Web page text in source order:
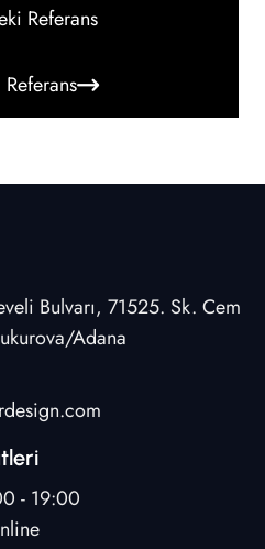
Referans
Bulvarı, 71525. Sk. Cem
Adana
- 19:00